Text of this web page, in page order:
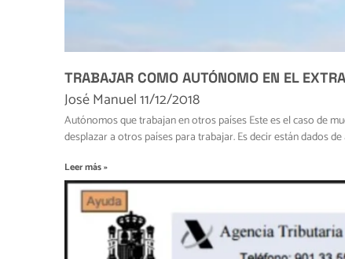
TRABAJAR COMO AUTÓNOMO EN EL
José Manuel11/12/2018
Autónomos que trabajan en otros países Este es el caso de
desplazar a otros países para trabajar. Es decir están dados
Leer más »